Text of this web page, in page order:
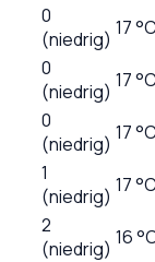
0
(niedrig) 17
0
(niedrig) 17
0
(niedrig) 17
1
(niedrig) 17
2
(niedrig) 16